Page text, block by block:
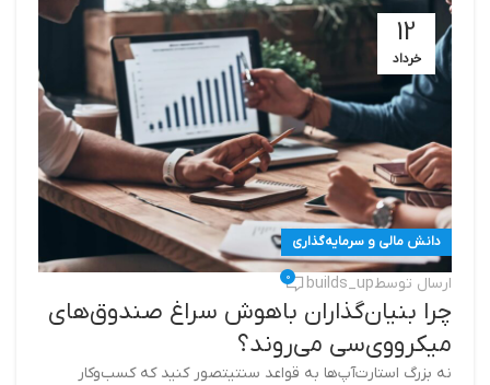
12
خرداد
دانش مالی و سرمایه‌گذاری
ارسال توسطbuilds_up
0
چرا بنیان‌گذاران باهوش سراغ صندوق‌های
میکرو‌وی‌سی می‌روند؟
نه بزرگ استارت‌آپ‌ها به قواعد سنتیتصور کنید که کسب‌وکار